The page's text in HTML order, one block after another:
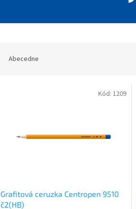
Abecedne
Grafitová ceruzka Centropen 9510
č2(HB)
Kód: 1209